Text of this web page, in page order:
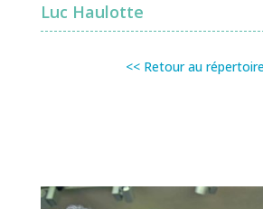
Luc Haulotte
<< Retour au